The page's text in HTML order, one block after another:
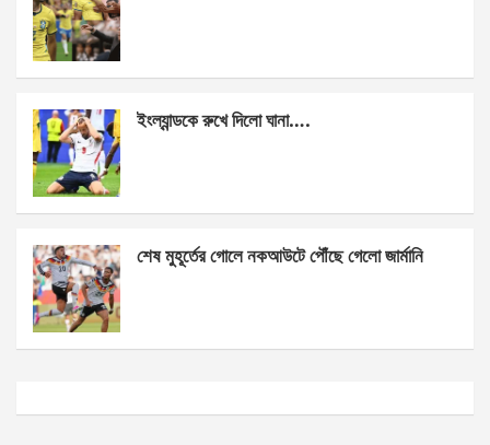
ইংল্যান্ডকে রুখে দিলো ঘানা….
শেষ মুহূর্তের গোলে নকআউটে পৌঁছে গেলো জার্মানি